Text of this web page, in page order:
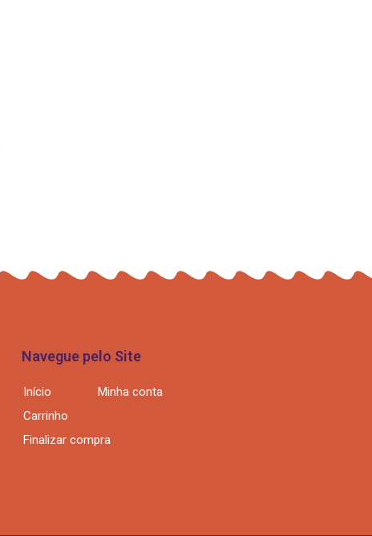
Navegue pelo Site
Início
Minha conta
Carrinho
Finalizar compra